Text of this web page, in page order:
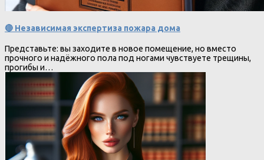
🔴 Независимая экспертиза пожара дома
Представьте: вы заходите в новое помещение, но вместо
прочного и надёжного пола под ногами чувствуете трещины,
прогибы и…